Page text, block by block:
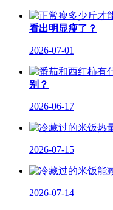
看出明显瘦了？
2026-07-01
别？
2026-06-17
2026-07-15
2026-07-14